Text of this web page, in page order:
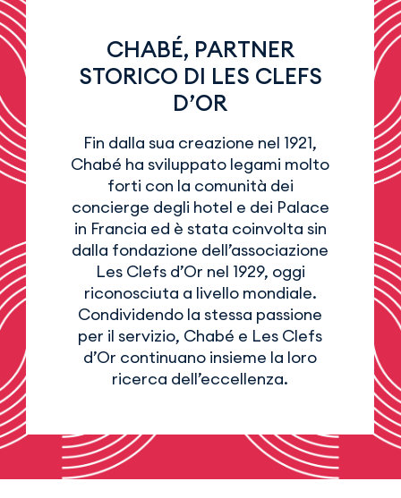
CHABÉ, PARTNER
STORICO DI LES CLEFS
D’OR
Fin dalla sua creazione nel 1921,
Chabé ha sviluppato legami molto
forti con la comunità dei
concierge degli hotel e dei Palace
in Francia ed è stata coinvolta sin
dalla fondazione dell’associazione
Les Clefs d’Or nel 1929, oggi
riconosciuta a livello mondiale.
Condividendo la stessa passione
per il servizio, Chabé e Les Clefs
d’Or continuano insieme la loro
ricerca dell’eccellenza.